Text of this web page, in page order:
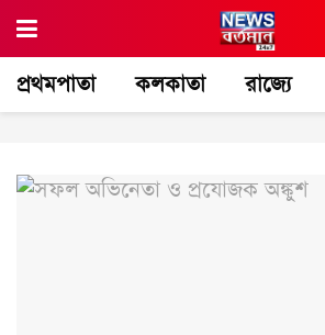
প্রথমপাতা কলকাতা রাজ্যে